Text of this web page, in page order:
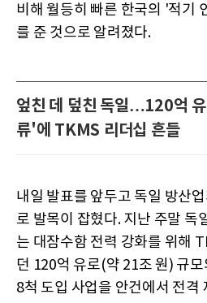
비해 월등히 빠른 한국의 '적기
를 준 것으로 알려졌다.
엎친 데 덮친 독일…120억
류'에 TKMS 리더십 흔들
내일 발표를 앞두고 독일 방산
로 발목이 잡혔다. 지난 주말 독
는 대잠수함 전력 강화를 위해
던 120억 유로(약 21조 원) 규
8척 도입 사업을 안건에서 전격